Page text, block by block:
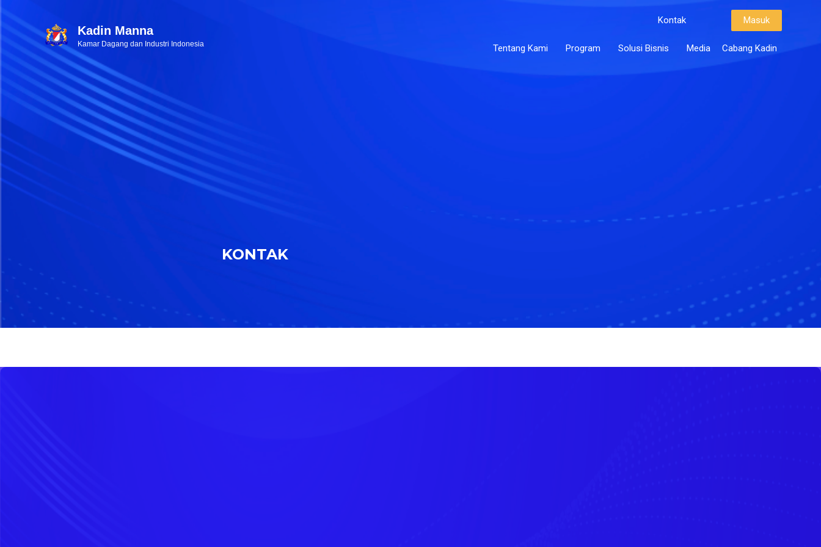
Kadin Manna
Kamar Dagang dan Industri Indonesia
Kontak Masuk
Tentang Kami Program Solusi Bisnis Media Cabang Kadin
KONTAK